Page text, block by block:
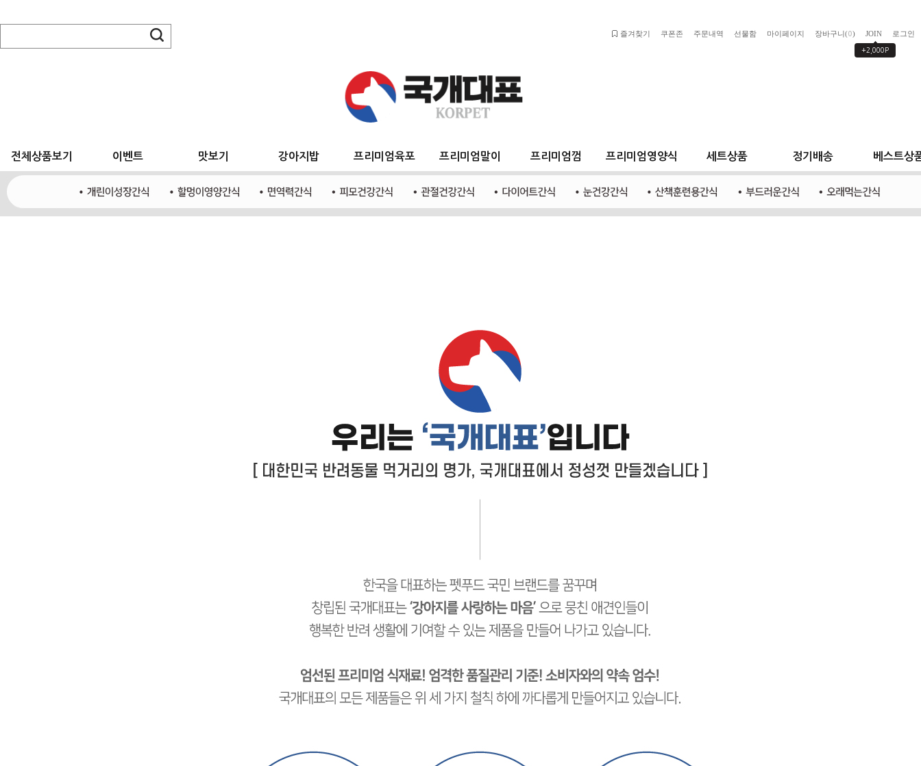
로그인
JOIN
+2,000P
장바구니(0)
마이페이지
선물함
주문내역
쿠폰존
즐겨찾기
전체상품보기 이벤트 맛보기 강아지밥 프리미엄육포 프리미엄말이 프리미엄껌 프리미엄영양식 세트상품 정기배송 베스트상